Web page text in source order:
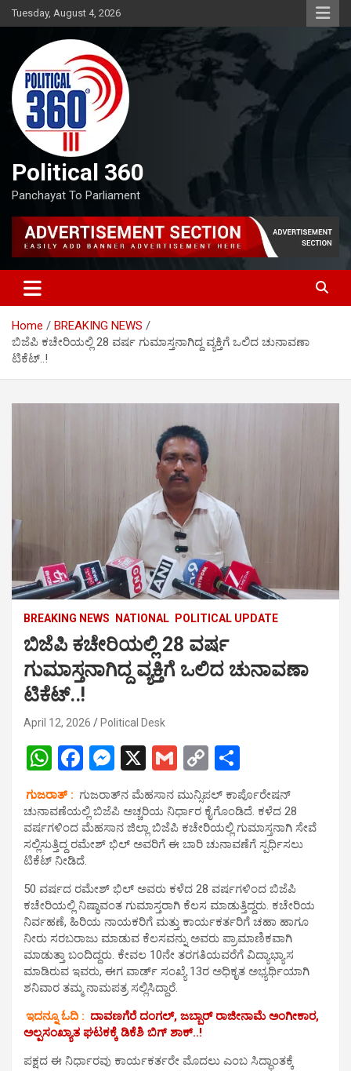
Skip
to
Tuesday, August 4, 2026
Political 360
Panchayat To Parliament
Home
BREAKING NEWS
ಬಿಜೆಪಿ ಕಚೇರಿಯಲ್ಲಿ 28 ವರ್ಷ ಗುಮಾಸ್ತನಾಗಿದ್ದ ವ್ಯಕ್ತಿಗೆ ಒಲಿದ ಚುನಾವಣಾ
ಟಿಕೆಟ್..!
BREAKING NEWS NATIONAL POLITICAL UPDATE
ಬಿಜೆಪಿ ಕಚೇರಿಯಲ್ಲಿ 28 ವರ್ಷ
ಗುಮಾಸ್ತನಾಗಿದ್ದ ವ್ಯಕ್ತಿಗೆ ಒಲಿದ ಚುನಾವಣಾ
ಟಿಕೆಟ್..!
April 12, 2026 Political Desk
W
h
at
s
A
p
p
F
a
ce
b
o
o
k
M
es
se
n
er
X
G
m
ail
C
o
py
Li
n
k
h
ar
e
ಗುಜರಾತ್ : ಗುಜರಾತ್‌ನ ಮೆಹಸಾನ ಮುನ್ಸಿಪಲ್ ಕಾರ್ಪೊರೇಷನ್
ಚುನಾವಣೆಯಲ್ಲಿ ಬಿಜೆಪಿ ಅಚ್ಚರಿಯ ನಿರ್ಧಾರ ಕೈಗೊಂಡಿದೆ. ಕಳೆದ 28
ವರ್ಷಗಳಿಂದ ಮೆಹಸಾನ ಜಿಲ್ಲಾ ಬಿಜೆಪಿ ಕಚೇರಿಯಲ್ಲಿ ಗುಮಾಸ್ತನಾಗಿ ಸೇವೆ
ಸಲ್ಲಿಸುತ್ತಿದ್ದ ರಮೇಶ್ ಭಿಲ್ ಅವರಿಗೆ ಈ ಬಾರಿ ಚುನಾವಣೆಗೆ ಸ್ಪರ್ಧಿಸಲು
ಟಿಕೆಟ್ ನೀಡಿದೆ.
50 ವರ್ಷದ ರಮೇಶ್ ಭಿಲ್ ಅವರು ಕಳೆದ 28 ವರ್ಷಗಳಿಂದ ಬಿಜೆಪಿ
ಕಚೇರಿಯಲ್ಲಿ ನಿಷ್ಠಾವಂತ ಗುಮಾಸ್ತರಾಗಿ ಕೆಲಸ ಮಾಡುತ್ತಿದ್ದರು. ಕಚೇರಿಯ
ನಿರ್ವಹಣೆ, ಹಿರಿಯ ನಾಯಕರಿಗೆ ಮತ್ತು ಕಾರ್ಯಕರ್ತರಿಗೆ ಚಹಾ ಹಾಗೂ
ನೀರು ಸರಬರಾಜು ಮಾಡುವ ಕೆಲಸವನ್ನು ಅವರು ಪ್ರಾಮಾಣಿಕವಾಗಿ
ಮಾಡುತ್ತಾ ಬಂದಿದ್ದರು. ಕೇವಲ 10ನೇ ತರಗತಿಯವರೆಗೆ ವಿದ್ಯಾಭ್ಯಾಸ
ಮಾಡಿರುವ ಇವರು, ಈಗ ವಾರ್ಡ್ ಸಂಖ್ಯೆ 13ರ ಅಧಿಕೃತ ಅಭ್ಯರ್ಥಿಯಾಗಿ
ಶನಿವಾರ ತಮ್ಮ ನಾಮಪತ್ರ ಸಲ್ಲಿಸಿದ್ದಾರೆ.
ಇದನ್ನೂ ಓದಿ : ದಾವಣಗೆರೆ ದಂಗಲ್, ಜಬ್ಬಾರ್ ರಾಜೀನಾಮೆ ಅಂಗೀಕಾರ,
ಅಲ್ಪಸಂಖ್ಯಾತ ಘಟಕಕ್ಕೆ ಡಿಕೆಶಿ ಬಿಗ್ ಶಾಕ್..!
ಪಕ್ಷದ ಈ ನಿರ್ಧಾರವು ಕಾರ್ಯಕರ್ತರೇ ಮೊದಲು ಎಂಬ ಸಿದ್ಧಾಂತಕ್ಕೆ